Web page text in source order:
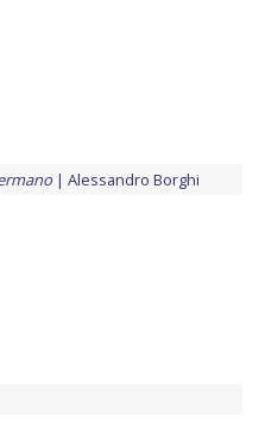
Alessandro Borghi